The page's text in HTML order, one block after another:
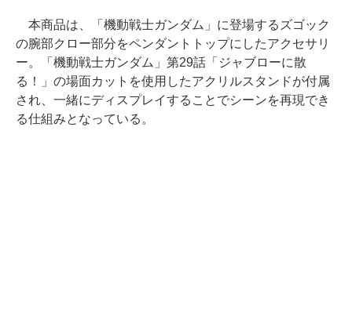
本商品は、「機動戦士ガンダム」に登場するズゴック
の腕部クロー部分をペンダントトップにしたアクセサリ
ー。「機動戦士ガンダム」第29話「ジャブローに散
る！」の場面カットを使用したアクリルスタンドが付属
され、一緒にディスプレイすることでシーンを再現でき
る仕組みとなっている。